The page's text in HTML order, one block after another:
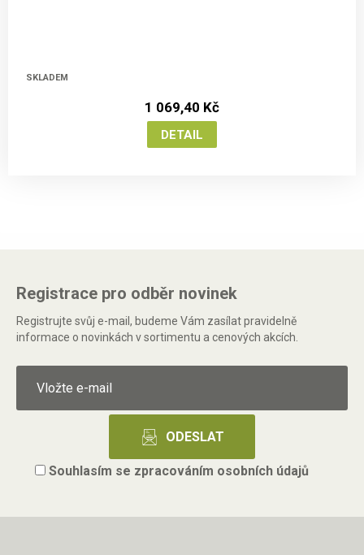
SKLADEM
1 069,40 Kč
Registrace pro odběr novinek
Registrujte svůj e-mail, budeme Vám zasílat pravidelně
informace o novinkách v sortimentu a cenových akcích.
Souhlasím se zpracováním osobních údajů